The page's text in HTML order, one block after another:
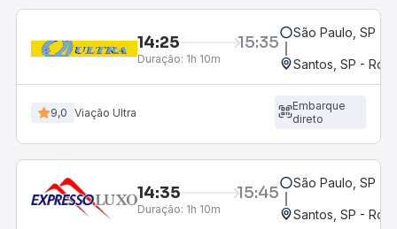
14:25 15:35
Duração: 1h 10m
São Paulo, SP -
Santos, SP -
9,0 Viação Ultra
Embarque
direto
14:35 15:45
Duração: 1h 10m
São Paulo, SP -
Santos, SP -